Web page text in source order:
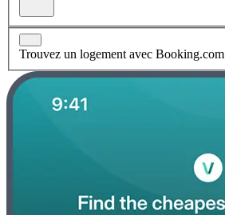
Trouvez un logement avec Booking.com